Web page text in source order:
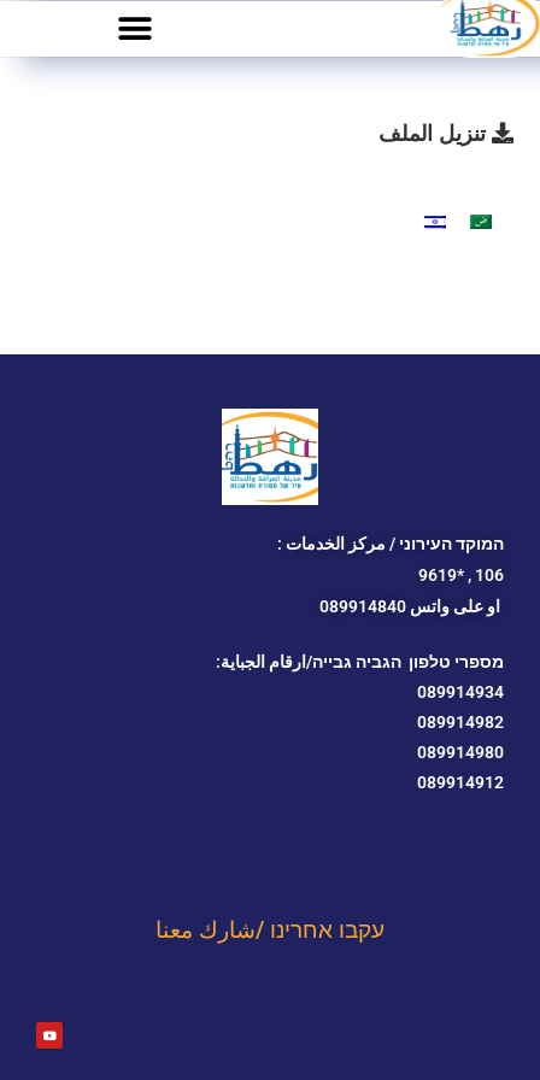
تنزيل الملف
המוקד העירוני / مركز الخدمات :
106 ,
*9619
او على واتس 089914840
מספרי טלפון הגביה גבייה/ارقام الجباية:
089914934
089914982
089914980
089914912
עקבו אחרינו /شارك معنا